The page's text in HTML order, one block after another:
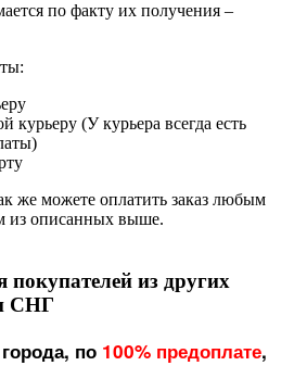
по факту их получения –
курьеру (У курьера всегда есть
же можете оплатить заказ любым
из описанных выше.
покупателей из других
СНГ
по 100% предоплате,